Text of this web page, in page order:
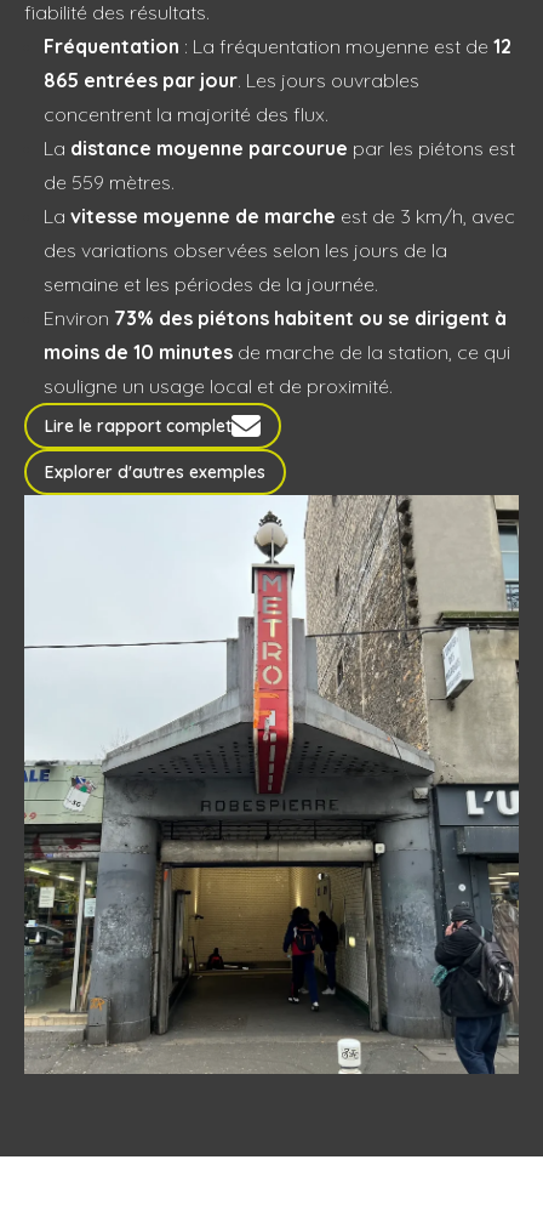
fiabilité des résultats.
Fréquentation : La fréquentation moyenne est de 12
865 entrées par jour. Les jours ouvrables
concentrent la majorité des flux.
La distance moyenne parcourue par les piétons est
de 559 mètres.
La vitesse moyenne de marche est de 3 km/h, avec
des variations observées selon les jours de la
semaine et les périodes de la journée.
Environ 73% des piétons habitent ou se dirigent à
moins de 10 minutes de marche de la station, ce qui
souligne un usage local et de proximité.
Lire le rapport complet
Explorer d'autres exemples